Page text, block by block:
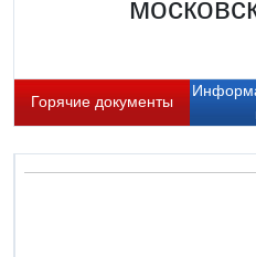
Горячие документы